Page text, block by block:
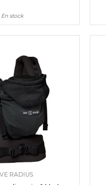
En stock
RADIUS